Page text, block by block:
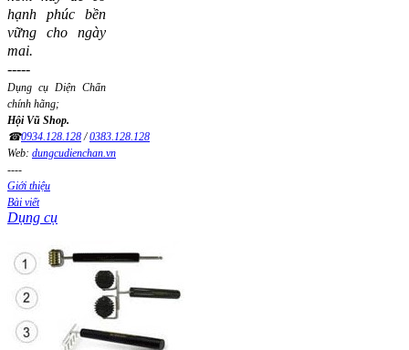
hạnh phúc bền
vững cho ngày
mai.
-----
Dụng cụ Diện Chẩn
chính hãng;
Hội Vũ Shop.
☎0934.128.128/0383.128.128
Web: dungcudienchan.vn
----
Giới thiệu
Bài viết
Dụng cụ